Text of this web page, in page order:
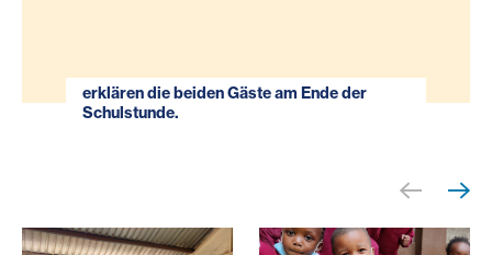
erklären die beiden Gäste am Ende der
Schulstunde.